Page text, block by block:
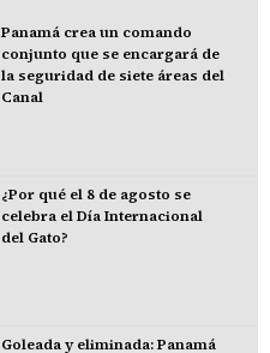
Panamá crea un comando
conjunto que se encargará de
la seguridad de siete áreas del
Canal
¿Por qué el 8 de agosto se
celebra el Día Internacional
del Gato?
Goleada y eliminada: Panamá